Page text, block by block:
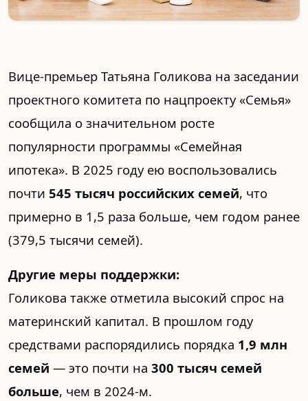
Вице-премьер Татьяна Голикова на заседании
проектного комитета по нацпроекту «Семья»
сообщила о значительном росте
популярности программы «Семейная
ипотека». В 2025 году ею воспользовались
почти 545 тысяч российских семей, что
примерно в 1,5 раза больше, чем годом ранее
(379,5 тысячи семей).
Другие меры поддержки:
Голикова также отметила высокий спрос на
материнский капитал. В прошлом году
средствами распорядились порядка 1,9 млн
семей — это почти на 300 тысяч семей
больше, чем в 2024-м.